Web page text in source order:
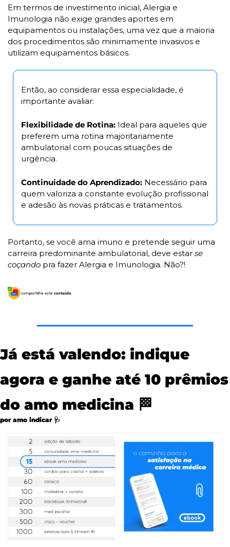
Em termos de investimento inicial, Alergia e
Imunologia não exige grandes aportes em
equipamentos ou instalações, uma vez que a maioria
dos procedimentos são minimamente invasivos e
utilizam equipamentos básicos.
Então, ao considerar essa especialidade, é
importante avaliar:
Flexibilidade de Rotina: Ideal para aqueles que
preferem uma rotina majoritariamente
ambulatorial com poucas situações de
urgência.
Continuidade do Aprendizado: Necessário para
quem valoriza a constante evolução profissional
e adesão às novas práticas e tratamentos.
Portanto, se você ama imuno e pretende seguir uma
carreira predominante ambulatorial, deve estar se
coçando pra fazer Alergia e Imunologia. Não?!
Já está valendo: indique
agora e ganhe até 10 prêmios
do amo medicina 🏁
por amo indicar 🩺